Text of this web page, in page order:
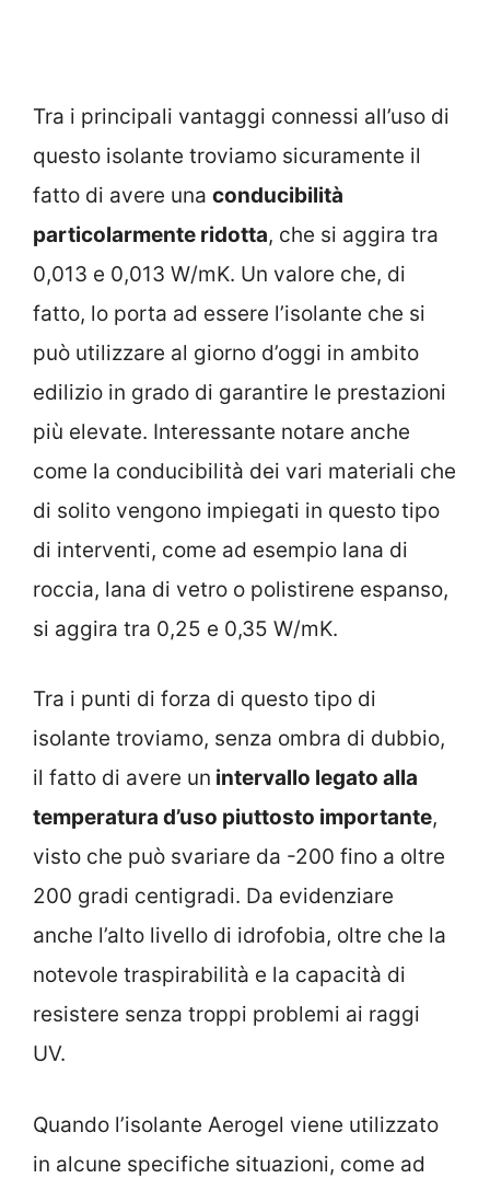
Tra i principali vantaggi connessi all’uso di
questo isolante troviamo sicuramente il
fatto di avere una conducibilità
particolarmente ridotta, che si aggira tra
0,013 e 0,013 W/mK. Un valore che, di
fatto, lo porta ad essere l’isolante che si
può utilizzare al giorno d’oggi in ambito
edilizio in grado di garantire le prestazioni
più elevate. Interessante notare anche
come la conducibilità dei vari materiali che
di solito vengono impiegati in questo tipo
di interventi, come ad esempio lana di
roccia, lana di vetro o polistirene espanso,
si aggira tra 0,25 e 0,35 W/mK.
Tra i punti di forza di questo tipo di
isolante troviamo, senza ombra di dubbio,
il fatto di avere un intervallo legato alla
temperatura d’uso piuttosto importante,
visto che può svariare da -200 fino a oltre
200 gradi centigradi. Da evidenziare
anche l’alto livello di idrofobia, oltre che la
notevole traspirabilità e la capacità di
resistere senza troppi problemi ai raggi
UV.
Quando l’isolante Aerogel viene utilizzato
in alcune specifiche situazioni, come ad